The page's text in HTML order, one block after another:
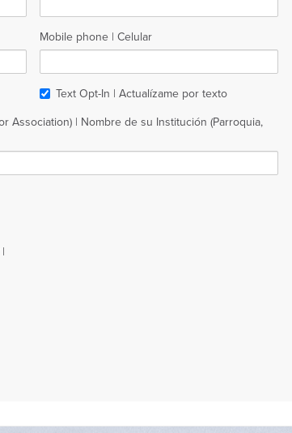
Mobile phone | Celular
Text Opt-In | Actualízame por texto
Association) | Nombre de su Institución (Parroquia,